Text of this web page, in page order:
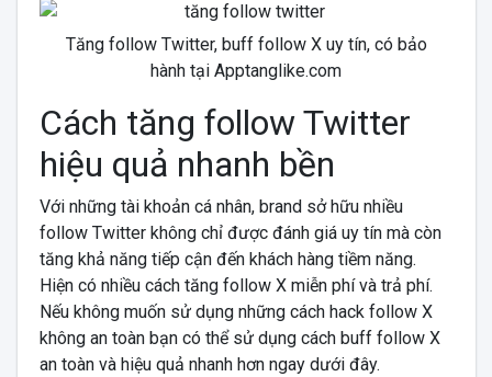
Tăng follow Twitter, buff follow X uy tín, có bảo
hành tại Apptanglike.com
Cách tăng follow Twitter
hiệu quả nhanh bền
Với những tài khoản cá nhân, brand sở hữu nhiều
follow Twitter không chỉ được đánh giá uy tín mà còn
tăng khả năng tiếp cận đến khách hàng tiềm năng.
Hiện có nhiều cách tăng follow X miễn phí và trả phí.
Nếu không muốn sử dụng những cách hack follow X
không an toàn bạn có thể sử dụng cách buff follow X
an toàn và hiệu quả nhanh hơn ngay dưới đây.